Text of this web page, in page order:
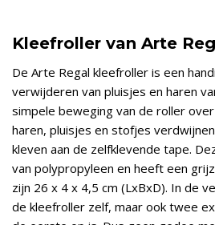
Kleefroller van Arte
De Arte Regal kleefroller is een
verwijderen van pluisjes en haren
simpele beweging van de roller
haren, pluisjes en stofjes
kleven aan de zelfklevende tape.
van polypropyleen en heeft een
zijn 26 x 4 x 4,5 cm (LxBxD). In de
de kleefroller zelf, maar ook twee